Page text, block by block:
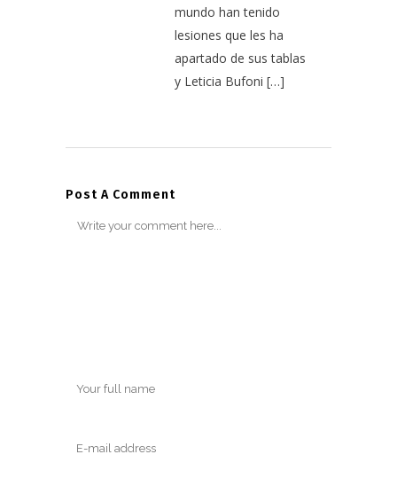
mundo han tenido
lesiones que les ha
apartado de sus tablas
y Leticia Bufoni […]
Post A Comment